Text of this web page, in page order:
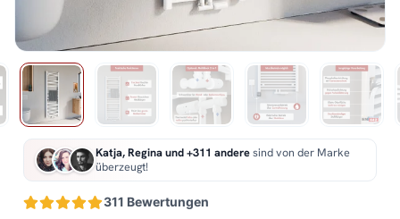
311 Bewertungen
Katja, Regina und +311 anderesind von der Marke
überzeugt!